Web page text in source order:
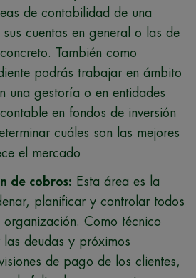
de contabilidad de una
cuentas en general o las de
También como
podrás trabajar en ámbito
una gestoría o en entidades
en fondos de inversión
cuáles son las mejores
el mercado
de cobros: Esta área es la
planificar y controlar todos
organización. Como técnico
deudas y próximos
de pago de los clientes,